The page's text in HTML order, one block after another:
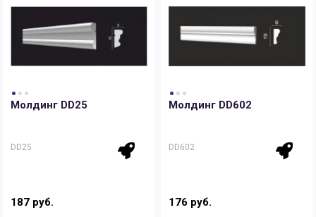
Молдинг DD25
DD25
187 руб.
Молдинг DD602
DD602
176 руб.